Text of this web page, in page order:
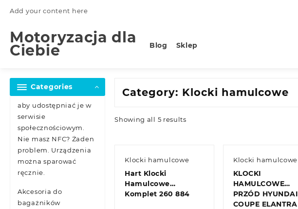
Add your content here
Motoryzacja dla
Ciebie Blog Sklep
Categories
aby udostępniać je w
serwisie
społecznościowym.
Nie masz NFC? Żaden
problem. Urządzenia
można sparować
ręcznie.
Akcesoria do
bagażników
Category: Klocki hamulcowe
Showing all 5 results
Klocki hamulcowe
Hart Klocki
Hamulcowe
Komplet 260 884
Klocki hamulcowe
KLOCKI
HAMULCOWE
PRZÓD HYUNDAI
COUPE ELANTRA